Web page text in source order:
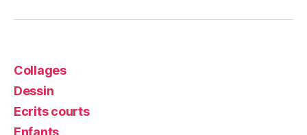
Collages
Dessin
Ecrits courts
Enfants